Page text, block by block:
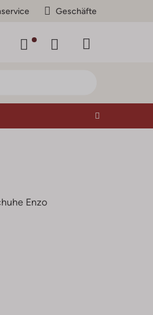
Geschäfte
Enzo